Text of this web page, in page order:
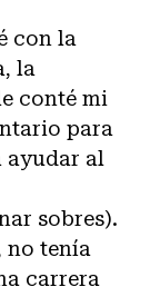
con la
la
conté mi
para
ayudar al
sobres).
no tenía
carrera